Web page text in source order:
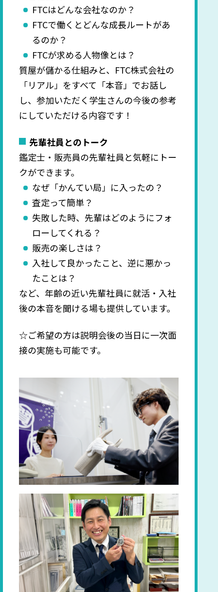
FTCはどんな会社なのか？
FTCで働くとどんな成長ルートがあ
るのか？
FTCが求める人物像とは？
質屋が儲かる仕組みと、FTC株式会社の
「リアル」をすべて「本音」でお話し
し、参加いただく学生さんの今後の参考
にしていただける内容です！
先輩社員とのトーク
鑑定士・販売員の先輩社員と気軽にトー
クができます。
なぜ「かんてい局」に入ったの？
査定って簡単？
失敗した時、先輩はどのようにフォ
ローしてくれる？
販売の楽しさは？
入社して良かったこと、逆に悪かっ
たことは？
など、年齢の近い先輩社員に就活・入社
後の本音を聞ける場も提供しています。
☆ご希望の方は説明会後の当日に一次面
接の実施も可能です。